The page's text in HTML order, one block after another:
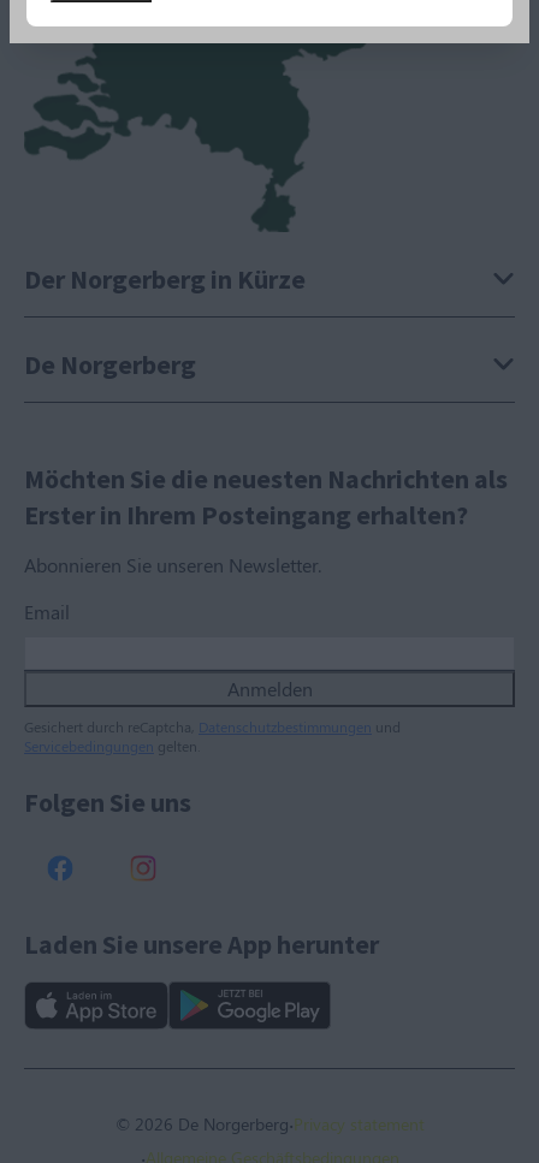
Der Norgerberg in Kürze
De Norgerberg
Möchten Sie die neuesten Nachrichten als
Erster in Ihrem Posteingang erhalten?
Abonnieren Sie unseren Newsletter.
Email
Anmelden
Gesichert durch reCaptcha, Datenschutzbestimmungen und
Servicebedingungen gelten.
Folgen Sie uns
Laden Sie unsere App herunter
© 2026 De Norgerberg·Privacy statement
Allgemeine Geschäftsbedingungen